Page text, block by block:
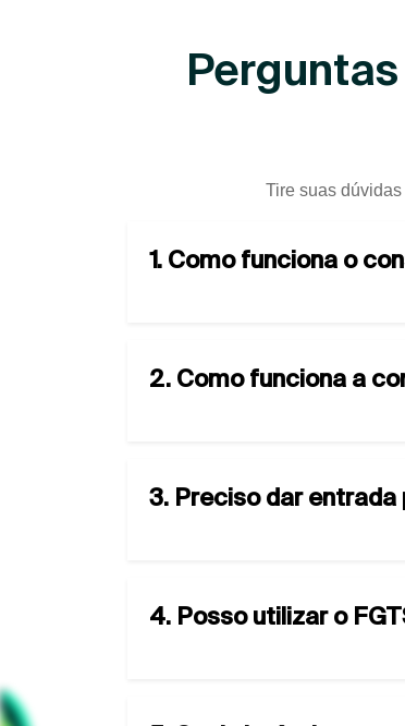
Tire suas
1. Como funciona o
2. Como funciona a
3. Preciso dar
4. Posso utilizar o